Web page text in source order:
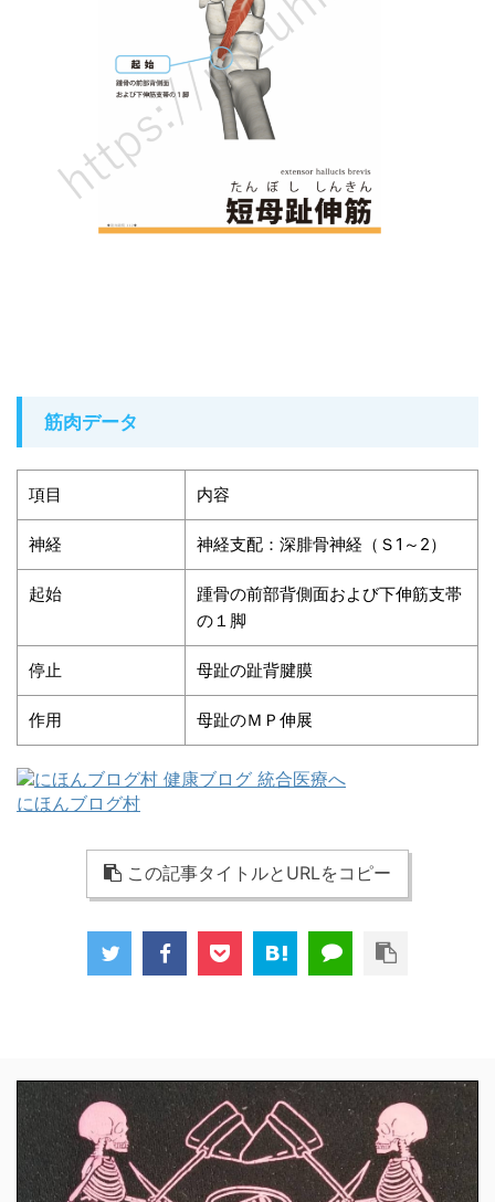
筋肉データ
項目 内容
神経 神経支配：深腓骨神経（Ｓ1～2）
起始
踵骨の前部背側面および下伸筋支帯
の１脚
停止 母趾の趾背腱膜
作用 母趾のＭＰ伸展
にほんブログ村
この記事タイトルとURLをコピー